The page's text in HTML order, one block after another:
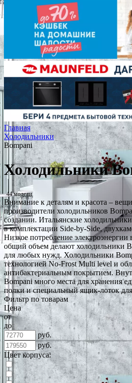
Главная
Холодильники
Bompani
Холодильники
44 модели
Внимание к деталям и красота –
производители холодильников
создании. Итальянские
в комплектации Side-by-Side,
Низкое потребление
общий объем делают холодильники
для любых нужд. Холодильники
технологией No-Frost Multi level и
антибактериальным покрытием.
Bompani много места для хранения
полки и специальный ящик-лоток
Фильтр по товарам
Цена
от
до
руб.
руб.
Цвет корпуса: